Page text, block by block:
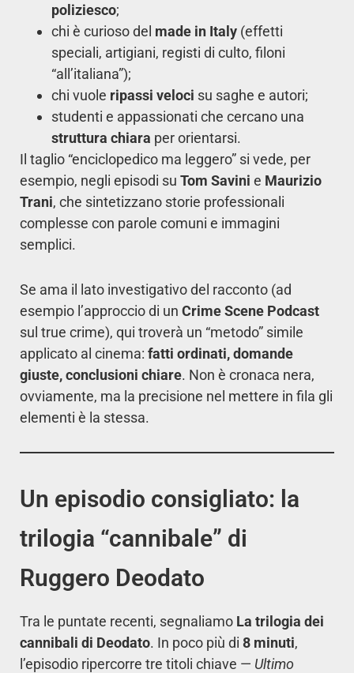
poliziesco;
chi è curioso del made in Italy (effetti
speciali, artigiani, registi di culto, filoni
“all’italiana”);
chi vuole ripassi veloci su saghe e autori;
studenti e appassionati che cercano una
struttura chiara per orientarsi.
Il taglio “enciclopedico ma leggero” si vede, per
esempio, negli episodi su Tom Savini e Maurizio
Trani, che sintetizzano storie professionali
complesse con parole comuni e immagini
semplici.
Se ama il lato investigativo del racconto (ad
esempio l’approccio di un Crime Scene Podcast
sul true crime), qui troverà un “metodo” simile
applicato al cinema: fatti ordinati, domande
giuste, conclusioni chiare. Non è cronaca nera,
ovviamente, ma la precisione nel mettere in fila gli
elementi è la stessa.
Un episodio consigliato: la
trilogia “cannibale” di
Ruggero Deodato
Tra le puntate recenti, segnaliamo La trilogia dei
cannibali di Deodato. In poco più di 8 minuti,
l’episodio ripercorre tre titoli chiave — Ultimo